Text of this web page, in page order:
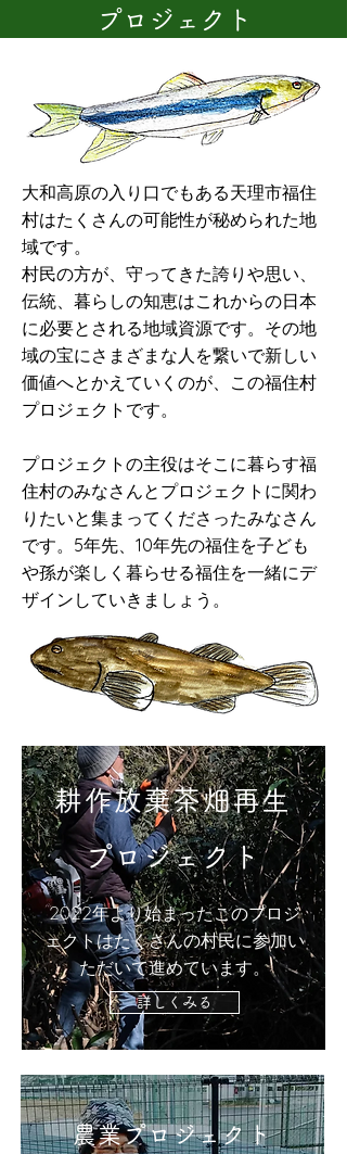
プロジェクト
大和高原の入り口でもある天理市福住
村はたくさんの可能性が秘められた地
域です。
​村民の方が、守ってきた誇りや思い、
伝統、暮らしの知恵はこれからの日本
に必要とされる地域資源です。その地
域の宝にさまざまな人を繋いで新しい
価値へとかえていくのが、この福住村
プロジェクトです。
プロジェクトの主役はそこに暮らす福
住村のみなさんとプロジェクトに関わ
りたいと集まってくださったみなさん
です。5年先、10年先の福住を子ども
や孫が楽しく暮らせる福住を一緒にデ
ザインしていきましょう。
耕作放棄茶畑再生
プロジェクト
2022年より始まったこのプロジ
ェクトはたくさんの村民に参加い
ただいて進めています。
詳しくみる
農業プロジェクト